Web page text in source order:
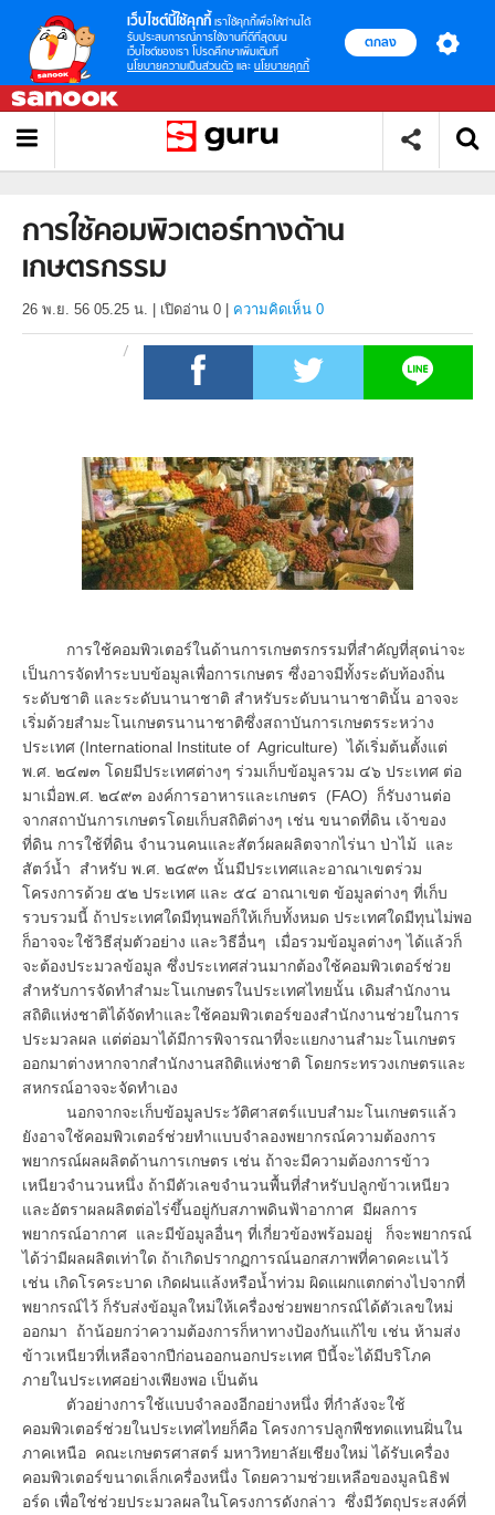
เว็บไซต์นี้ใช้คุกกี้ เราใช้คุกกี้เพื่อให้ท่านได้
รับประสบการณ์การใช้งานที่ดีที่สุดบน
เว็บไซต์ของเรา โปรดศึกษาเพิ่มเติมที่
นโยบายความเป็นส่วนตัว และ นโยบายคุกกี้
ตกลง
การใช้คอมพิวเตอร์ทางด้าน
เกษตรกรรม
26 พ.ย. 56 05.25 น. เปิดอ่าน 0 ความคิดเห็น 0
การใช้คอมพิวเตอร์ในด้านการเกษตรกรรมที่สำคัญที่สุดน่าจะ
เป็นการจัดทำระบบข้อมูลเพื่อการเกษตร ซึ่งอาจมีทั้งระดับท้องถิ่น
ระดับชาติ และระดับนานาชาติ สำหรับระดับนานาชาตินั้น อาจจะ
เริ่มด้วยสำมะโนเกษตรนานาชาติซึ่งสถาบันการเกษตรระหว่าง
ประเทศ (International Institute of Agriculture) ได้เริ่มต้นตั้งแต่
พ.ศ. ๒๔๗๓ โดยมีประเทศต่างๆ ร่วมเก็บข้อมูลรวม ๔๖ ประเทศ ต่อ
มาเมื่อพ.ศ. ๒๔๙๓ องค์การอาหารและเกษตร (FAO) ก็รับงานต่อ
จากสถาบันการเกษตรโดยเก็บสถิติต่างๆ เช่น ขนาดที่ดิน เจ้าของ
ที่ดิน การใช้ที่ดิน จำนวนคนและสัตว์ผลผลิตจากไร่นา ป่าไม้ และ
สัตว์น้ำ สำหรับ พ.ศ. ๒๔๙๓ นั้นมีประเทศและอาณาเขตร่วม
โครงการด้วย ๕๒ ประเทศ และ ๕๔ อาณาเขต ข้อมูลต่างๆ ที่เก็บ
รวบรวมนี้ ถ้าประเทศใดมีทุนพอก็ให้เก็บทั้งหมด ประเทศใดมีทุนไม่พอ
ก็อาจจะใช้วิธีสุ่มตัวอย่าง และวิธีอื่นๆ เมื่อรวมข้อมูลต่างๆ ได้แล้วก็
จะต้องประมวลข้อมูล ซึ่งประเทศส่วนมากต้องใช้คอมพิวเตอร์ช่วย
สำหรับการจัดทำสำมะโนเกษตรในประเทศไทยนั้น เดิมสำนักงาน
สถิติแห่งชาติได้จัดทำและใช้คอมพิวเตอร์ของสำนักงานช่วยในการ
ประมวลผล แต่ต่อมาได้มีการพิจารณาที่จะแยกงานสำมะโนเกษตร
ออกมาต่างหากจากสำนักงานสถิติแห่งชาติ โดยกระทรวงเกษตรและ
สหกรณ์อาจจะจัดทำเอง
นอกจากจะเก็บข้อมูลประวัติศาสตร์แบบสำมะโนเกษตรแล้ว
ยังอาจใช้คอมพิวเตอร์ช่วยทำแบบจำลองพยากรณ์ความต้องการ
พยากรณ์ผลผลิตด้านการเกษตร เช่น ถ้าจะมีความต้องการข้าว
เหนียวจำนวนหนึ่ง ถ้ามีตัวเลขจำนวนพื้นที่สำหรับปลูกข้าวเหนียว
และอัตราผลผลิตต่อไร่ขึ้นอยู่กับสภาพดินฟ้าอากาศ มีผลการ
พยากรณ์อากาศ และมีข้อมูลอื่นๆ ที่เกี่ยวข้องพร้อมอยู่ ก็จะพยากรณ์
ได้ว่ามีผลผลิตเท่าใด ถ้าเกิดปรากฏการณ์นอกสภาพที่คาดคะเนไว้
เช่น เกิดโรคระบาด เกิดฝนแล้งหรือน้ำท่วม ผิดแผกแตกต่างไปจากที่
พยากรณ์ไว้ ก็รับส่งข้อมูลใหม่ให้เครื่องช่วยพยากรณ์ได้ตัวเลขใหม่
ออกมา ถ้าน้อยกว่าความต้องการก็หาทางป้องกันแก้ไข เช่น ห้ามส่ง
ข้าวเหนียวที่เหลือจากปีก่อนออกนอกประเทศ ปีนี้จะได้มีบริโภค
ภายในประเทศอย่างเพียงพอ เป็นต้น
ตัวอย่างการใช้แบบจำลองอีกอย่างหนึ่ง ที่กำลังจะใช้
คอมพิวเตอร์ช่วยในประเทศไทยก็คือ โครงการปลูกพืชทดแทนฝิ่นใน
ภาคเหนือ คณะเกษตรศาสตร์ มหาวิทยาลัยเชียงใหม่ ได้รับเครื่อง
คอมพิวเตอร์ขนาดเล็กเครื่องหนึ่ง โดยความช่วยเหลือของมูลนิธิฟ
อร์ด เพื่อใช่ช่วยประมวลผลในโครงการดังกล่าว ซึ่งมีวัตถุประสงค์ที่